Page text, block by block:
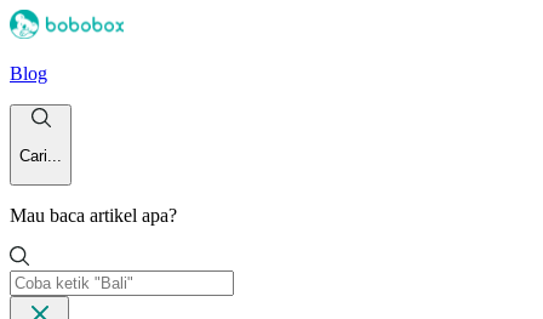
Blog
Cari...
Mau baca artikel apa?